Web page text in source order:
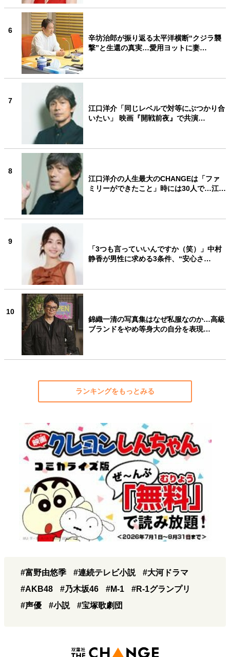
6
辛坊治郎が振り返る太平洋横断“クジラ襲
撃”と生還の真実…愛用ヨットに妻…
7
江口洋介「同じレベルで対等にぶつかり合
いたい」 映画『開戦前夜』で共演…
8
江口洋介の人生最大のCHANGEは「ファ
ミリーができたこと」時には30人で…江…
9
「3つも言っていいんですか（笑）」中村
静香が男性に求める3条件、“安心さ…
10
錦織一清の写真集はなぜ私服なのか…高級
ブランドをやめ等身大の自分を表現…
ランキングをもっとみる
#富野由悠季 #連続テレビ小説
#大河ドラマ
#AKB48
#乃木坂46 #M-1
#R-1グランプリ
#声優
#小説 #宝塚歌劇団